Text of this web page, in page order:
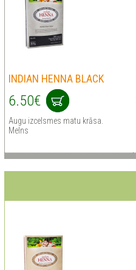
INDIAN HENNA BLACK
6.50€
Augu izcelsmes matu krāsa.
Melns